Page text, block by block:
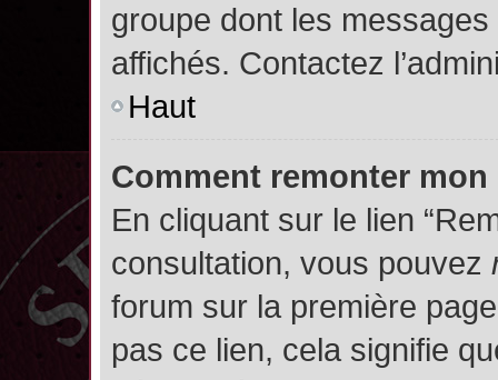
groupe dont les
affichés. Contactez
Haut
Comment remonter
En cliquant sur le lien
consultation, vous pouvez
forum sur la première
pas ce lien, cela signifie